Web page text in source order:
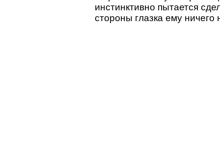
инстинктивно пытается
стороны глазка ему ничего